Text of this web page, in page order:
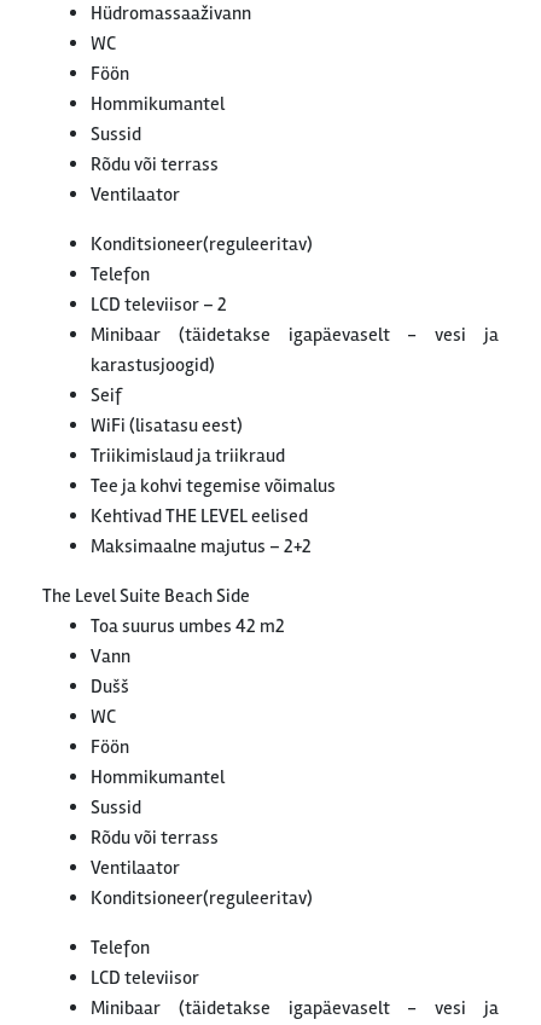
Hüdromassaaživann
WC
Föön
Hommikumantel
Sussid
Rõdu või terrass
Ventilaator
Konditsioneer(reguleeritav)
Telefon
LCD televiisor – 2
Minibaar (täidetakse igapäevaselt - vesi ja
karastusjoogid)
Seif
WiFi (lisatasu eest)
Triikimislaud ja triikraud
Tee ja kohvi tegemise võimalus
Kehtivad THE LEVEL eelised
Maksimaalne majutus – 2+2
The Level Suite Beach Side
Toa suurus umbes 42 m2
Vann
Dušš
WC
Föön
Hommikumantel
Sussid
Rõdu või terrass
Ventilaator
Konditsioneer(reguleeritav)
Telefon
LCD televiisor
Minibaar (täidetakse igapäevaselt - vesi ja